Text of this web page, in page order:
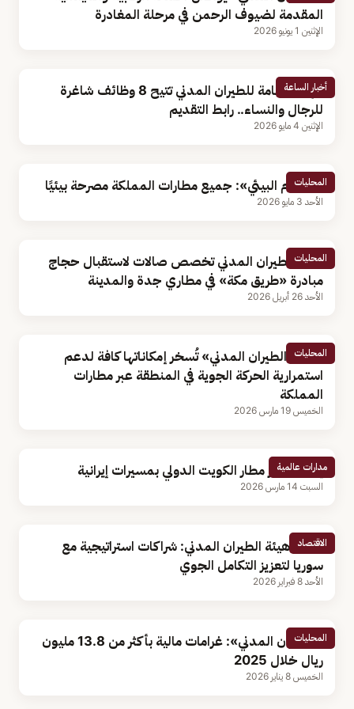
المقدمة لضيوف الرحمن في مرحلة المغادرة
الإثنين 1 يونيو 2026
أخبار الساعة
الهيئة العامة للطيران المدني تتيح 8 وظائف شاغرة
للرجال والنساء.. رابط التقديم
الإثنين 4 مايو 2026
المحليات
«الالتزام البيئي»: جميع مطارات المملكة مصرحة بيئيًا
الأحد 3 مايو 2026
المحليات
هيئة الطيران المدني تخصص صالات لاستقبال حجاج
مبادرة «طريق مكة» في مطاري جدة والمدينة
الأحد 26 أبريل 2026
المحليات
«هيئة الطيران المدني» تُسخر إمكاناتها كافة لدعم
استمرارية الحركة الجوية في المنطقة عبر مطارات
المملكة
الخميس 19 مارس 2026
مدارات عالمية
إصابة رادار مطار الكويت الدولي بمسيرات إيرانية
السبت 14 مارس 2026
الاقتصاد
رئيس هيئة الطيران المدني: شراكات استراتيجية مع
سوريا لتعزيز التكامل الجوي
الأحد 8 فبراير 2026
المحليات
«الطيران المدني»: غرامات مالية بأكثر من 13.8 مليون
ريال خلال 2025
الخميس 8 يناير 2026